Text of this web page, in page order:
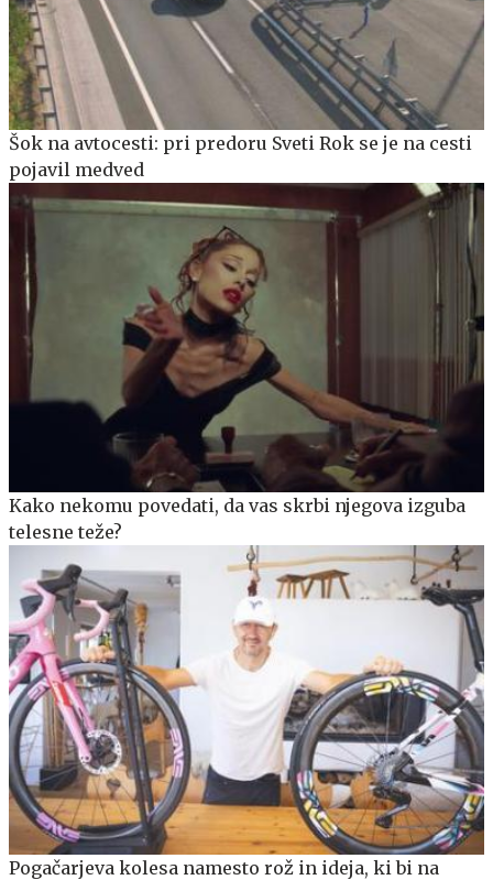
Šok na avtocesti: pri predoru Sveti Rok se je na cesti
pojavil medved
Kako nekomu povedati, da vas skrbi njegova izguba
telesne teže?
Pogačarjeva kolesa namesto rož in ideja, ki bi na